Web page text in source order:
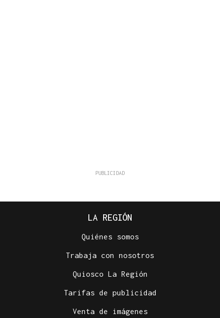
LA REGIÓN
Quiénes somos
Trabaja con nosotros
Quiosco La Región
Tarifas de publicidad
Venta de imágenes